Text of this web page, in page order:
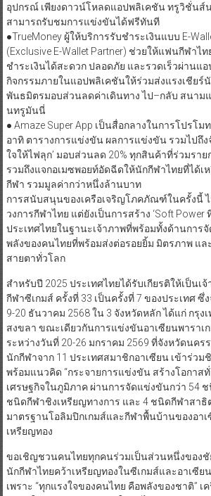
อุปกรณ์ เพียงดาวน์โหลดแอปพลิเคชัน ทรูวิชั่นส์
สามารถรับชมการแข่งขันได้ฟรีทันที
●​TrueMoney ผู้ให้บริการรับชำระเงินแบบ E-
(Exclusive E-Wallet Partner) ช่วยให้แฟนกีฬาไ
ชำระเงินได้สะดวก ปลอดภัย และรวดเร็วผ่านแอ
กิจกรรมภายในแอปพลิเคชันให้ร่วมส่งแรงเชียร์
พันธมิตรมอบส่วนลดค่าเดินทาง ไป–กลับ สนาม
นทรูมันนี่
●​ Amaze Super App เป็นสื่อกลางในการโปรโ
อาทิ ตารางการแข่งขัน ผลการแข่งขัน รวมไปถึง
ใจให้ไฟลุก’ มอบส่วนลด 20% ทุกสินค้าที่ร่วมราย
รวมถึงแจกอเมซพอยท์อัดฉีดให้นักกีฬาไทยที่ได้เ
กีฬา รวมมูลค่ากว่าหนึ่งล้านบาท
การสนับสนุนของเครือเจริญโภคภัณฑ์ในครั้งนี้ ไ
วงการกีฬาไทย แต่ยังเป็นการสร้าง ‘Soft Power
ประเทศไทยในฐานะเจ้าภาพที่พร้อมทั้งด้านการ
พลังของคนไทยที่พร้อมส่งต่อรอยยิ้ม มิตรภาพ แล
สายตาทั่วโลก
สำหรับปี 2025 ประเทศไทยได้รับเกียรติให้เป็นเ
กีฬาซีเกมส์ ครั้งที่ 33 เป็นครั้งที่ 7 ของประเทศ
9-20 ธันวาคม 2568 ใน 3 จังหวัดหลัก ได้แก่ กรุ
สงขลา ขณะเดียวกันการแข่งขันอาเซียนพาราเ
ระหว่างวันที่ 20-26 มกราคม 2569 ที่จังหวัดนค
นักกีฬาจาก 11 ประเทศสมาชิกอาเซียน เข้าร่วม
พร้อมแนวคิด “กระจายการแข่งขัน สร้างโอกาส
เศรษฐกิจในภูมิภาค ผ่านการจัดแข่งขันกว่า 54
ชนิดกีฬาชิงเหรียญทางการ และ 4 ชนิดกีฬาสาธิ
มาตรฐานโอลิมปิกเกมส์และกีฬาพื้นบ้านของอาเ
เหรียญทอง
ขอเชิญชวนคนไทยทุกคนร่วมเป็นส่วนหนึ่งของชั
นักกีฬาไทยคว้าเหรียญทองในซีเกมส์และอาเซีย
เพราะ “ทุกแรงใจของคนไทย คือพลังของชาติ”